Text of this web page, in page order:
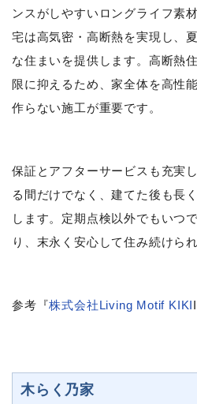
ンスがしやすいロングライフ素
宅は高気密・高断熱を実現し、
な住まいを提供します。高断熱
限に抑えるため、家全体を高性
作らない施工が重要です。
保証とアフターサービスも充実
る間だけでなく、建てた後も長
します。定期点検以外でもいつ
り、末永く安心して住み続けら
参考『株式会社Living Motif KIKII
木らく乃家